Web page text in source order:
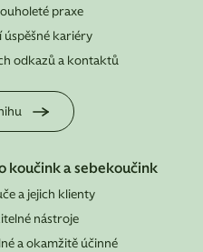
praxe
úspěšné kariéry
odkazů a kontaktů
koučink a sebekoučink
a jejich klienty
nástroje
a okamžitě účinné